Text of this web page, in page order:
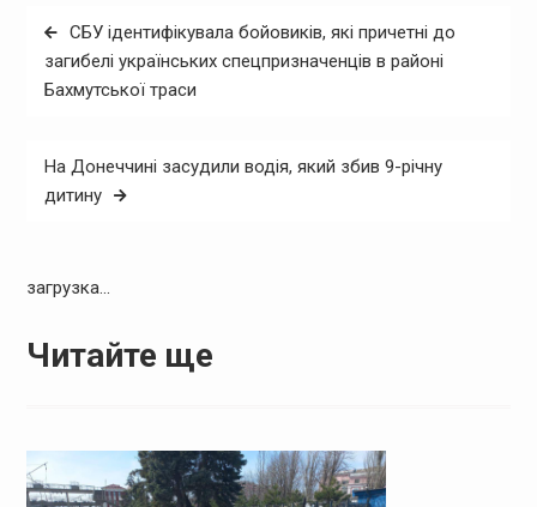
Навігація
записів
СБУ ідентифікувала бойовиків, які причетні до
загибелі українських спецпризначенців в районі
Бахмутської траси
На Донеччині засудили водія, який збив 9-річну
дитину
загрузка...
Читайте ще